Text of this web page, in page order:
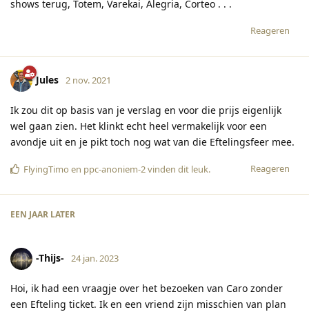
shows terug, Totem, Varekai, Alegria, Corteo . . .
Reageren
Jules 2 nov. 2021
Ik zou dit op basis van je verslag en voor die prijs eigenlijk
wel gaan zien. Het klinkt echt heel vermakelijk voor een
avondje uit en je pikt toch nog wat van die Eftelingsfeer mee.
Reageren
FlyingTimo en ppc-anoniem-2vinden dit leuk.
EEN JAAR LATER
-Thijs- 24 jan. 2023
Hoi, ik had een vraagje over het bezoeken van Caro zonder
een Efteling ticket. Ik en een vriend zijn misschien van plan